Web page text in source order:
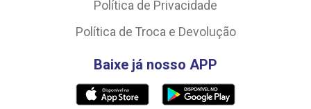
Política de Privacidade
Política de Troca e Devolução
Baixe já nosso APP